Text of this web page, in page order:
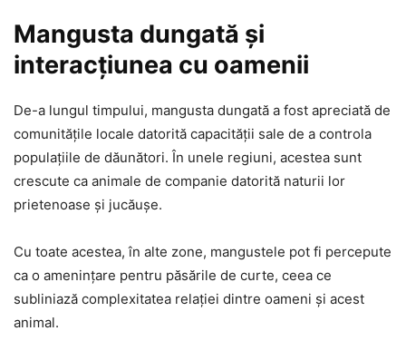
Mangusta dungată și
interacțiunea cu oamenii
De-a lungul timpului, mangusta dungată a fost apreciată de
comunitățile locale datorită capacității sale de a controla
populațiile de dăunători. În unele regiuni, acestea sunt
crescute ca animale de companie datorită naturii lor
prietenoase și jucăușe.
Cu toate acestea, în alte zone, mangustele pot fi percepute
ca o amenințare pentru păsările de curte, ceea ce
subliniază complexitatea relației dintre oameni și acest
animal.